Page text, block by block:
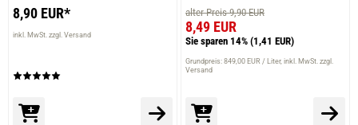
8,90 EUR*
inkl. MwSt. zzgl. Versand
alter Preis 9,90 EUR
8,49 EUR
Sie sparen 14% (1,41 EUR)
Grundpreis: 849,00 EUR / Liter inkl. MwSt. zzgl.
Versand